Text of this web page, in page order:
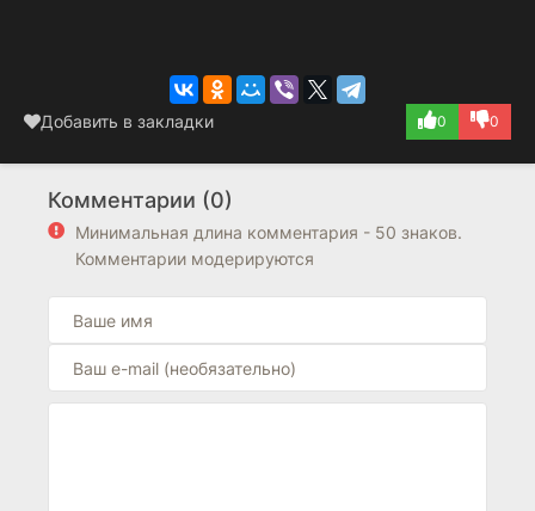
Добавить в закладки 0 0
Комментарии (0)
Минимальная длина комментария - 50 знаков.
Комментарии модерируются